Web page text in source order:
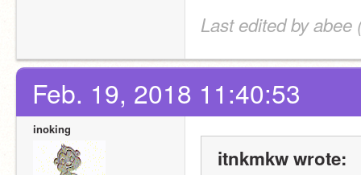
Last edited by abee
Feb. 19, 2018 11:40:53
inoking
itnkmkw wrote: